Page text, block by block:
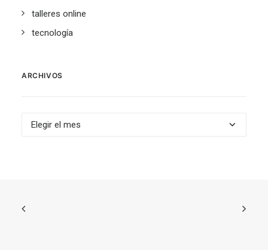
talleres online
tecnología
ARCHIVOS
Archivos